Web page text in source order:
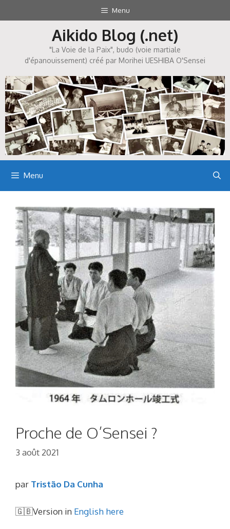
au
Menu
Aikido Blog (.net)
"La Voie de la Paix", budo (voie martiale
d'épanouissement) créé par Morihei UESHIBA O'Sensei
Menu
Proche de O’Sensei ?
3 août 2021
par Tristão Da Cunha
🇬🇧Version in English here